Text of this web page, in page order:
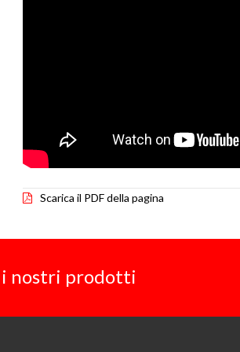
Scarica il PDF della pagina
i nostri prodotti